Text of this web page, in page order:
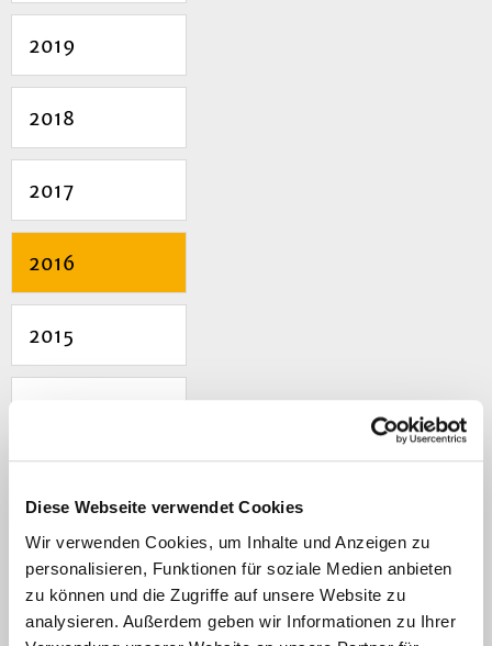
Diese Webseite verwendet Cookies
Wir verwenden Cookies, um Inhalte und Anzeigen zu
personalisieren, Funktionen für soziale Medien anbieten
zu können und die Zugriffe auf unsere Website zu
analysieren. Außerdem geben wir Informationen zu Ihrer
2019
2018
2017
2016
2015
2012
2011